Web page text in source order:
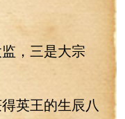
，三是大宗
英王的生辰八